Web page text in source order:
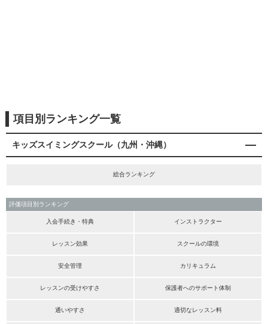
項目別ランキング一覧
キッズスイミングスクール（九州・沖縄）
総合ランキング
評価項目別ランキング
入会手続き・特典 インストラクター
レッスン効果 スクールの環境
安全管理 カリキュラム
レッスンの受けやすさ 保護者へのサポート体制
通いやすさ 適切なレッスン料